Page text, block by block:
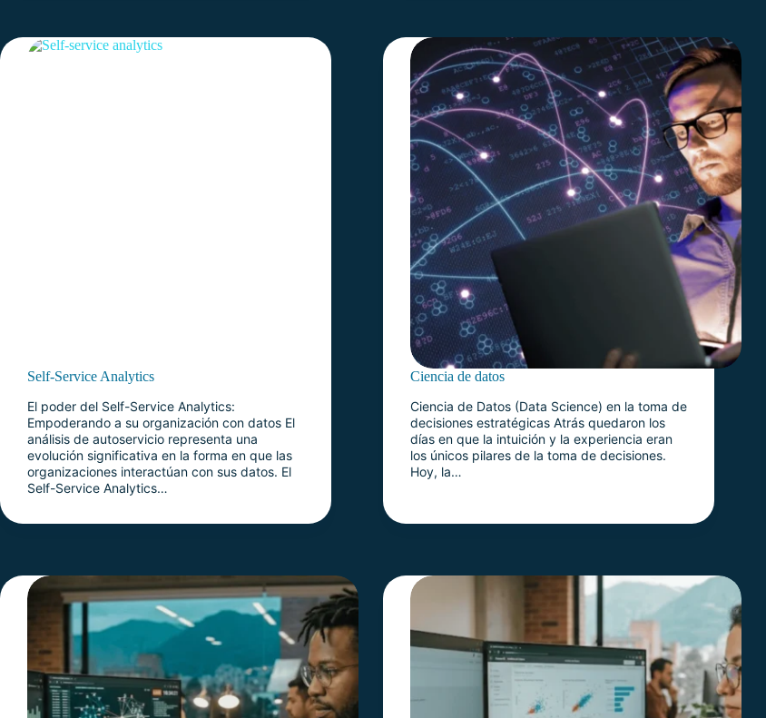
Self-Service Analytics
El poder del Self-Service Analytics:
Empoderando a su organización con datos El
análisis de autoservicio representa una
evolución significativa en la forma en que las
organizaciones interactúan con sus datos. El
Self-Service Analytics…
Ciencia de datos
Ciencia de Datos (Data Science) en la toma de
decisiones estratégicas Atrás quedaron los
días en que la intuición y la experiencia eran
los únicos pilares de la toma de decisiones.
Hoy, la…